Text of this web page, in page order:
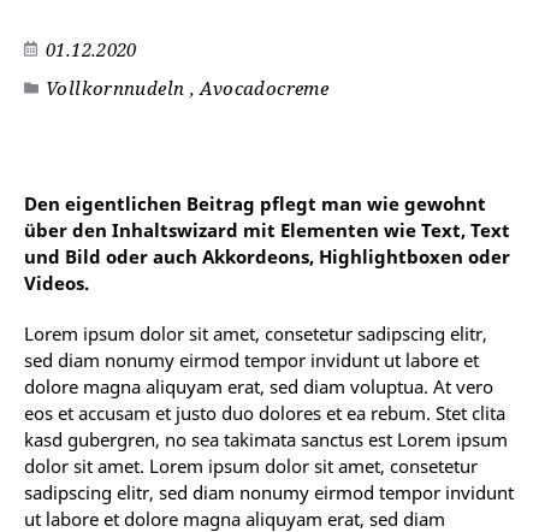
01.12.2020
Vollkornnudeln , Avocadocreme
Den eigentlichen Beitrag pflegt man wie gewohnt
über den Inhaltswizard mit Elementen wie Text, Text
und Bild oder auch Akkordeons, Highlightboxen oder
Videos.
Lorem ipsum dolor sit amet, consetetur sadipscing elitr,
sed diam nonumy eirmod tempor invidunt ut labore et
dolore magna aliquyam erat, sed diam voluptua. At vero
eos et accusam et justo duo dolores et ea rebum. Stet clita
kasd gubergren, no sea takimata sanctus est Lorem ipsum
dolor sit amet. Lorem ipsum dolor sit amet, consetetur
sadipscing elitr, sed diam nonumy eirmod tempor invidunt
ut labore et dolore magna aliquyam erat, sed diam